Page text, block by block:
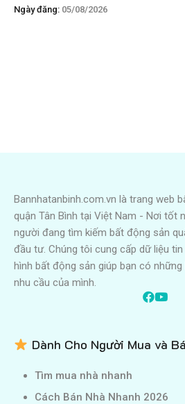
Ngày đăng: 05/08/2026
Bannhatanbinh.com.vn là trang web
quận Tân Bình tại Việt Nam - Nơi tốt
người đang tìm kiếm bất động sản
đầu tư. Chúng tôi cung cấp dữ liệu
hình bất động sản giúp bạn có
nhu cầu của mình.
Dành Cho Người Mua và
Tìm mua nhà nhanh
Cách Bán Nhà Nhanh 2026